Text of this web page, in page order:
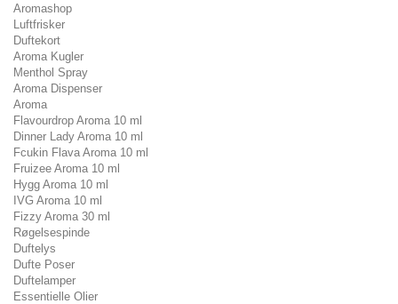
Aromashop
Luftfrisker
Duftekort
Aroma Kugler
Menthol Spray
Aroma Dispenser
Aroma
Flavourdrop Aroma 10 ml
Dinner Lady Aroma 10 ml
Fcukin Flava Aroma 10 ml
Fruizee Aroma 10 ml
Hygg Aroma 10 ml
IVG Aroma 10 ml
Fizzy Aroma 30 ml
Røgelsespinde
Duftelys
Dufte Poser
Duftelamper
Essentielle Olier